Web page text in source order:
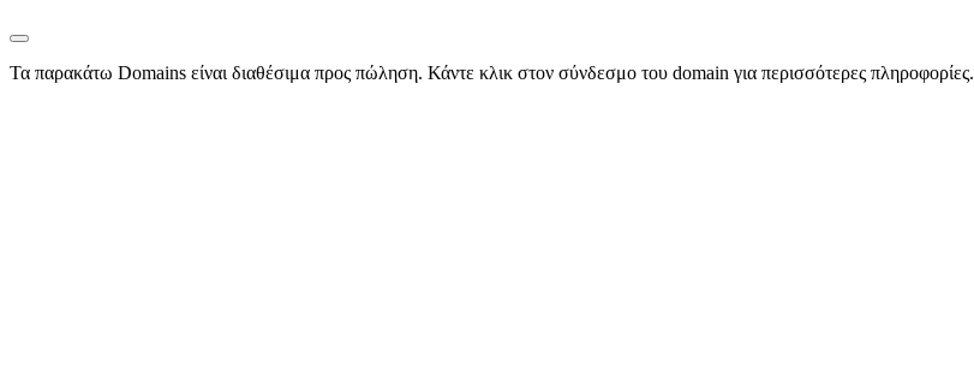
Τα παρακάτω Domains είναι διαθέσιμα προς πώληση. Κάντε κλικ στον σύνδεσμο του domain για περισσότερες πληροφορίες.